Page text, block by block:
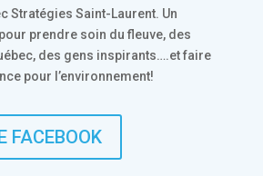
Stratégies Saint-Laurent. Un
prendre soin du fleuve, des
des gens inspirants….et faire
pour l’environnement!
FACEBOOK